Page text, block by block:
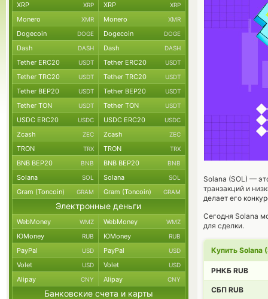
Solana (SOL) —
транзакций и
делает его
Сегодня Solana
для сделки.
Купить Solana
РНКБ RUB
СБП RUB
XRP XRP XRP XRP
Monero XMR Monero XMR
Dogecoin DOGE Dogecoin DOGE
Dash DASH Dash DASH
Tether ERC20 USDT Tether ERC20 USDT
Tether TRC20 USDT Tether TRC20 USDT
Tether BEP20 USDT Tether BEP20 USDT
Tether TON USDT Tether TON USDT
USDC ERC20 USDC USDC ERC20 USDC
Zcash ZEC Zcash ZEC
TRON TRX TRON TRX
BNB BEP20 BNB BNB BEP20 BNB
Solana SOL Solana SOL
Gram (Toncoin) GRAM Gram (Toncoin) GRAM
Электронные деньги
WebMoney WMZ WebMoney WMZ
ЮMoney RUB ЮMoney RUB
PayPal USD PayPal USD
Volet USD Volet USD
Alipay CNY Alipay CNY
Банковские счета и карты